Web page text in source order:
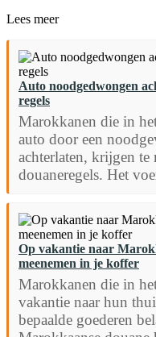
Lees meer
Auto noodgedwongen
regels
Marokkanen die in
auto door een
achterlaten, krijgen te
douaneregels. Het
Op vakantie naar
meenemen in je koffer
Marokkanen die in
vakantie naar hun
bepaalde goederen